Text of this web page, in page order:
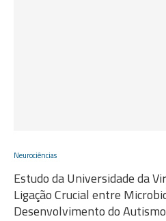
Neurociências
Estudo da Universidade da
Ligação Crucial entre
Desenvolvimento do Autismo